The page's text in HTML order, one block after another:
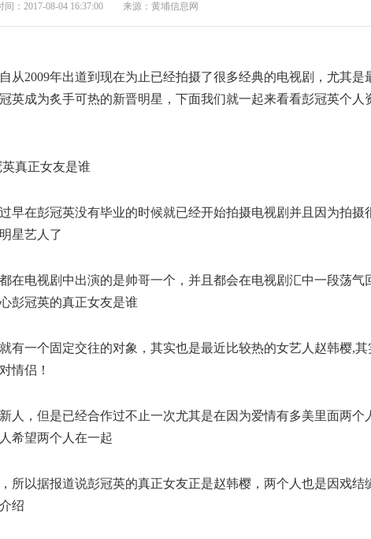
间：2017-08-04 16:37:00 来源：黄埔信息网
从2009年出道到现在为止已经拍摄了很多经典的电视剧，尤其是
英成为炙手可热的新晋明星，下面我们就一起来看看彭冠英个人
早在彭冠英没有毕业的时候就已经开始拍摄电视剧并且因为拍摄
星艺人了
在电视剧中出演的是帅哥一个，并且都会在电视剧汇中一段荡气
彭冠英的真正女友是谁
有一个固定交往的对象，其实也是最近比较热的女艺人赵韩樱,其
情侣！
人，但是已经合作过不止一次尤其是在因为爱情有多美里面两个
希望两个人在一起
所以据报道说彭冠英的真正女友正是赵韩樱，两个人也是因戏结
绍